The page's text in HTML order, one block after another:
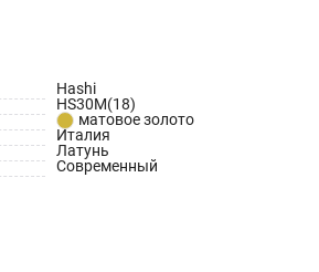
Hashi
HS30M(18)
матовое золото
Италия
Латунь
Современный